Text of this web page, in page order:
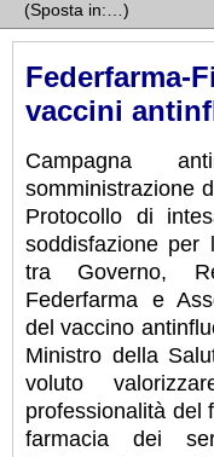
Federfarma-
vaccini
Campagna
somministrazione
Protocollo di
soddisfazione per
tra Governo,
Federfarma e
del vaccino
Ministro della
voluto
professionalità del
farmacia dei